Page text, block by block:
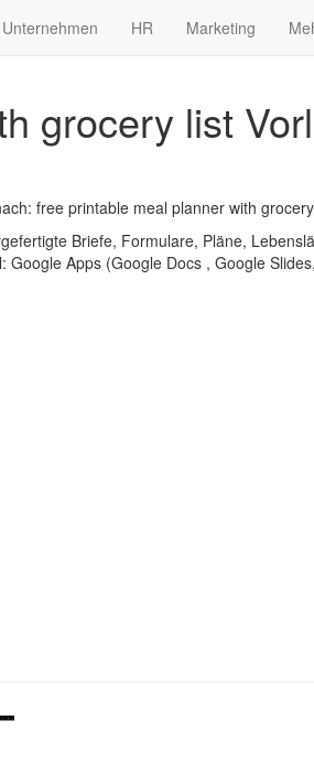
Unternehmen HR Marketing
grocery list
free printable meal planner with
Briefe, Formulare, Pläne,
Apps (Google Docs , Google